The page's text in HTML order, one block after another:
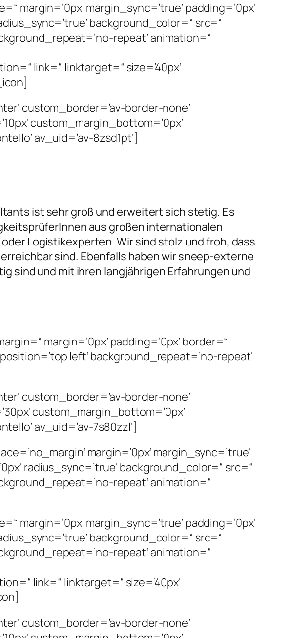
margin_sync=’true‘ padding=’0px‘
background_color=“ src=“
repeat‘ animation=“
link=“ linktarget=“ size=’40px‘
custom_border=’av-border-none‘
custom_margin_bottom=’0px‘
av_uid=’av-8zsd1pt‘]
ist sehr groß und erweitert sich stetig. Es
aus großen internationalen
Logistikexperten. Wir sind stolz und froh, dass
sind. Ebenfalls haben wir sneep-externe
sind und mit ihren langjährigen Erfahrungen und
margin=’0px‘ padding=’0px‘ border=“
left‘ background_repeat=’no-repeat‘
custom_border=’av-border-none‘
custom_margin_bottom=’0px‘
av_uid=’av-7s80zzl‘]
margin=’0px‘ margin_sync=’true‘
radius_sync=’true‘ background_color=“ src=“
repeat‘ animation=“
margin_sync=’true‘ padding=’0px‘
background_color=“ src=“
repeat‘ animation=“
link=“ linktarget=“ size=’40px‘
custom_border=’av-border-none‘